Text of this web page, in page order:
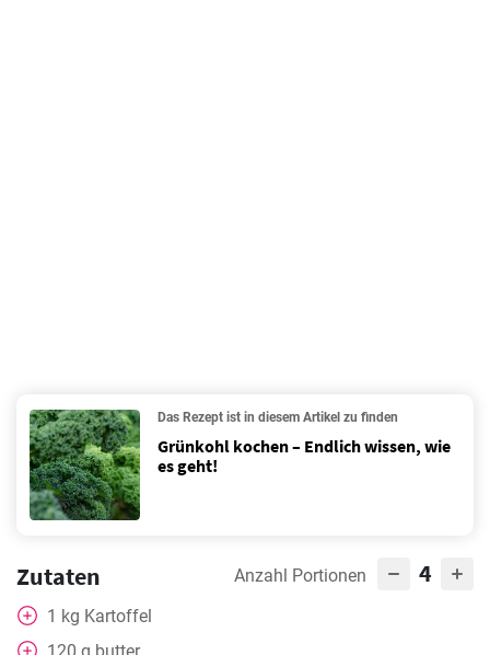
Das Rezept ist in diesem Artikel zu finden
Grünkohl kochen – Endlich wissen, wie
es geht!
Zutaten Anzahl Portionen 4
1 kg Kartoffel